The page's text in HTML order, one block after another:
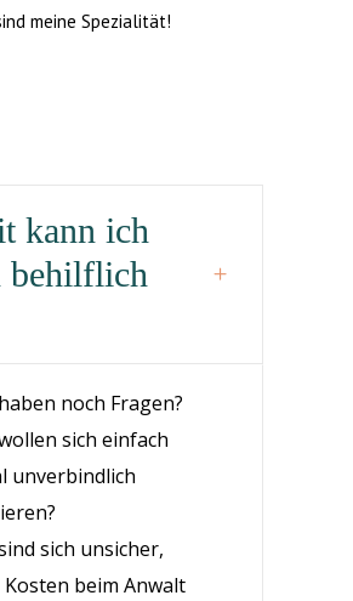
meine Spezialität!
kann ich
behilflich
noch Fragen?
sich einfach
unverbindlich
sich unsicher,
Kosten beim Anwalt